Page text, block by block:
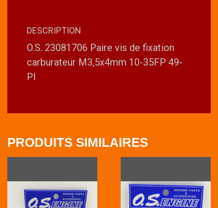
DESCRIPTION
O.S. 23081706 Paire vis de fixation
carburateur M3,5x4mm 10-35FP 49-
PI
PRODUITS SIMILAIRES